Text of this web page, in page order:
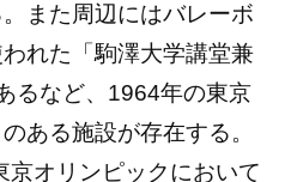
また周辺にはバレーボ
れた「駒澤大学講堂兼
るなど、1964年の東京
ある施設が存在する。
京オリンピックにおいて